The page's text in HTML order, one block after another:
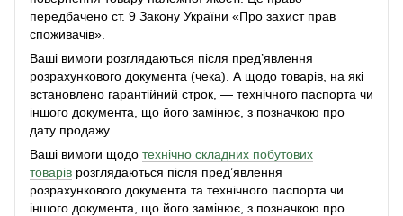
передбачено ст. 9 Закону України «Про захист прав
споживачів».
Ваші вимоги розглядаються після пред’явлення
розрахункового документа (чека). А щодо товарів, на які
встановлено гарантійний строк, — технічного паспорта чи
іншого документа, що його замінює, з позначкою про
дату продажу.
Ваші вимоги щодо технічно складних побутових
товарів розглядаються після пред’явлення
розрахункового документа та технічного паспорта чи
іншого документа, що його замінює, з позначкою про